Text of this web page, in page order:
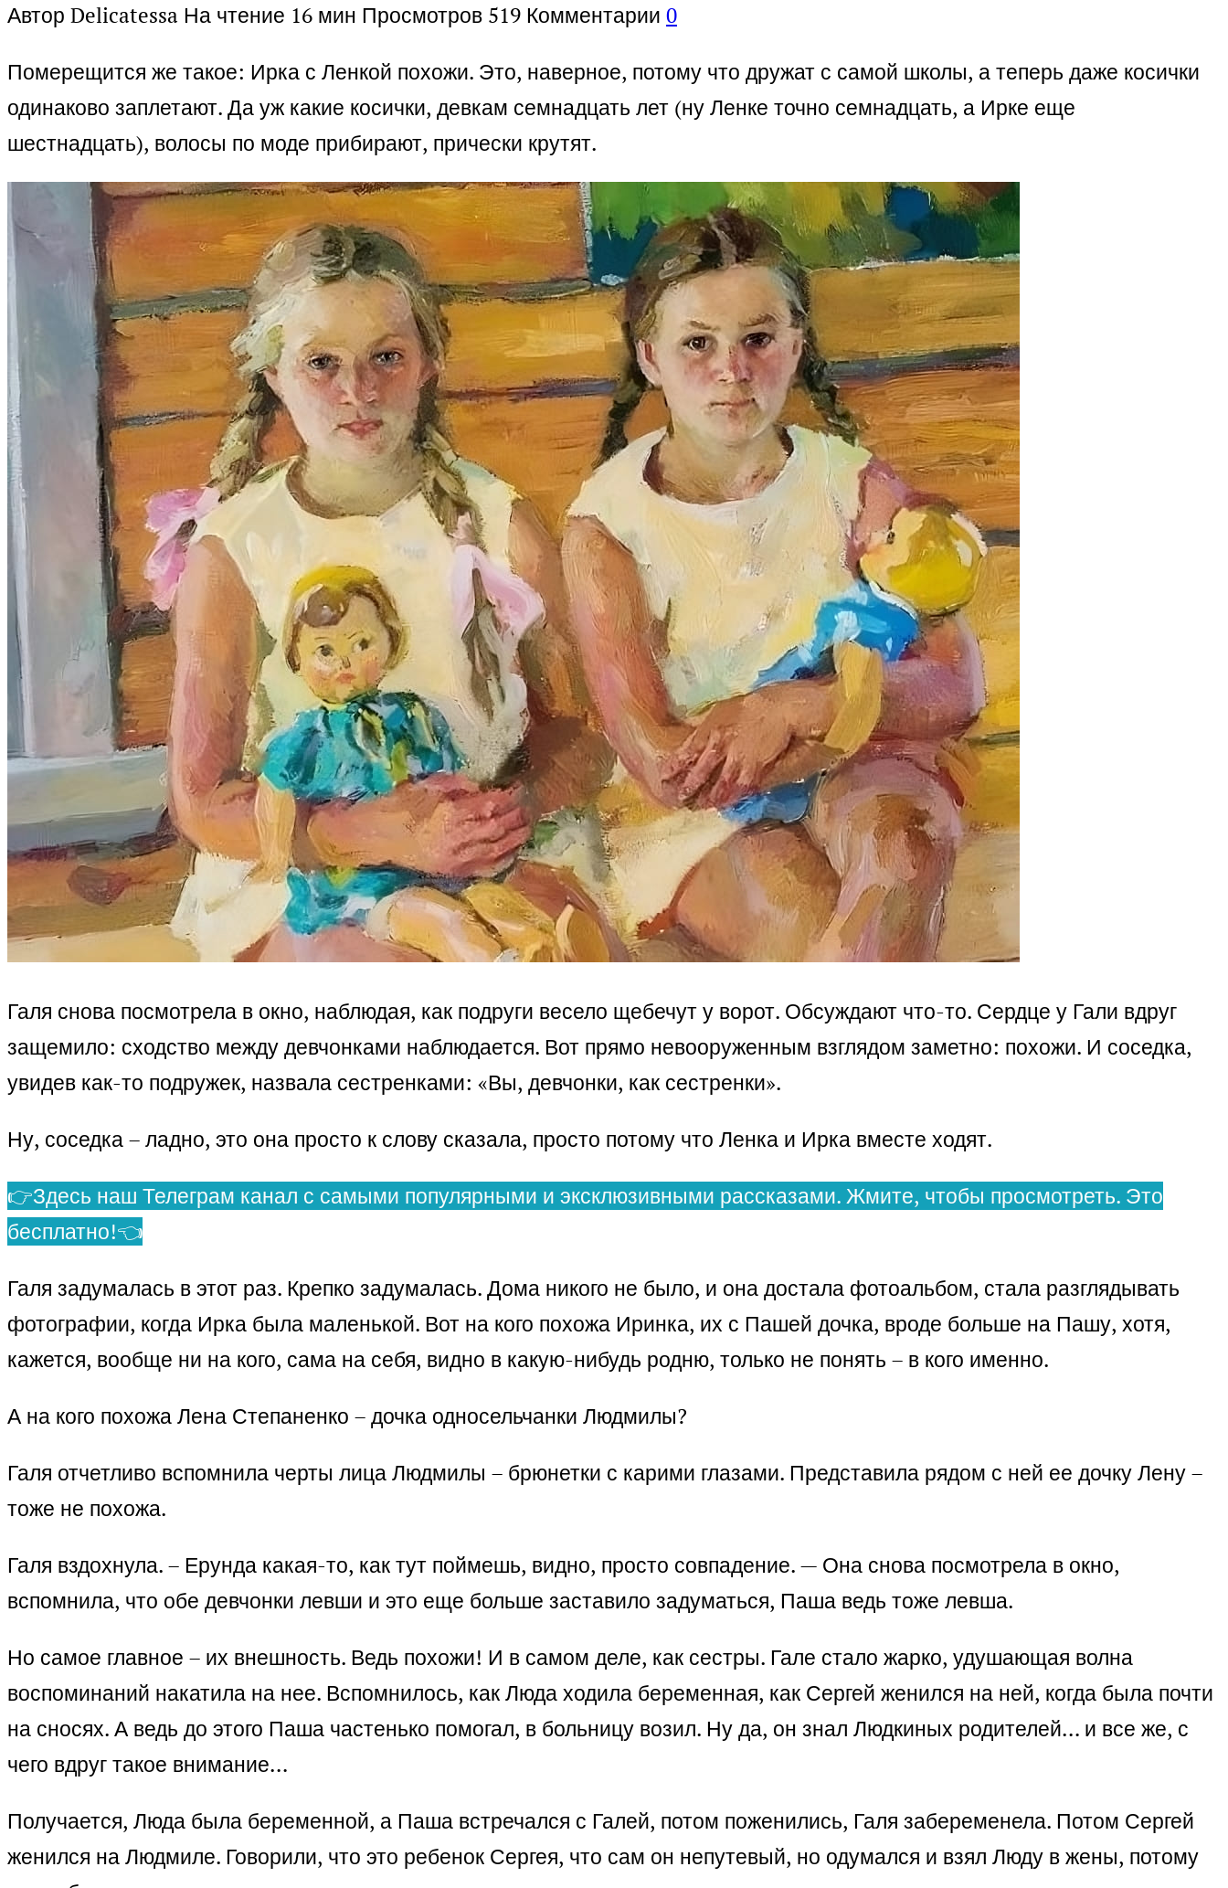
Автор Delicatessa На чтение 16 мин Просмотров 519 Комментарии 0
Померещится же такое: Ирка с Ленкой похожи. Это, наверное, потому что дружат с самой школы, а теперь даже косички
одинаково заплетают. Да уж какие косички, девкам семнадцать лет (ну Ленке точно семнадцать, а Ирке еще
шестнадцать), волосы по моде прибирают, прически крутят.
Галя снова посмотрела в окно, наблюдая, как подруги весело щебечут у ворот. Обсуждают что-то. Сердце у Гали вдруг
защемило: сходство между девчонками наблюдается. Вот прямо невооруженным взглядом заметно: похожи. И соседка,
увидев как-то подружек, назвала сестренками: «Вы, девчонки, как сестренки».
Ну, соседка – ладно, это она просто к слову сказала, просто потому что Ленка и Ирка вместе ходят.
👉Здесь наш Телеграм канал с самыми популярными и эксклюзивными рассказами. Жмите, чтобы просмотреть. Это
бесплатно!👈
Галя задумалась в этот раз. Крепко задумалась. Дома никого не было, и она достала фотоальбом, стала разглядывать
фотографии, когда Ирка была маленькой. Вот на кого похожа Иринка, их с Пашей дочка, вроде больше на Пашу, хотя,
кажется, вообще ни на кого, сама на себя, видно в какую-нибудь родню, только не понять – в кого именно.
А на кого похожа Лена Степаненко – дочка односельчанки Людмилы?
Галя отчетливо вспомнила черты лица Людмилы – брюнетки с карими глазами. Представила рядом с ней ее дочку Лену –
тоже не похожа.
Галя вздохнула. – Ерунда какая-то, как тут поймешь, видно, просто совпадение. — Она снова посмотрела в окно,
вспомнила, что обе девчонки левши и это еще больше заставило задуматься, Паша ведь тоже левша.
Но самое главное – их внешность. Ведь похожи! И в самом деле, как сестры. Гале стало жарко, удушающая волна
воспоминаний накатила на нее. Вспомнилось, как Люда ходила беременная, как Сергей женился на ней, когда была почти
на сносях. А ведь до этого Паша частенько помогал, в больницу возил. Ну да, он знал Людкиных родителей… и все же, с
чего вдруг такое внимание…
Получается, Люда была беременной, а Паша встречался с Галей, потом поженились, Галя забеременела. Потом Сергей
женился на Людмиле. Говорили, что это ребенок Сергея, что сам он непутевый, но одумался и взял Люду в жены, потому